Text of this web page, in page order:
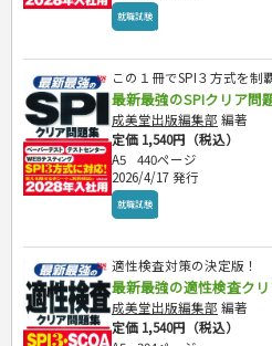
就職試験
この１冊でSPI３方式を制
最新最強のSPIクリア
成美堂出版編集部 編著
定価 1,540円（税込）
A5
440ページ
2026/4/17 発行
就職試験
適性検査対策の決定版！
最新最強の適性検査ク
成美堂出版編集部 編著
定価 1,540円（税込）